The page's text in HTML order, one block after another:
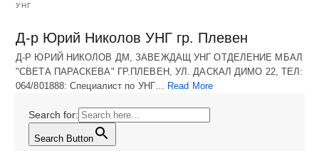
УНГ
Д-р Юрий Николов УНГ гр. Плевен
Д-Р ЮРИЙ НИКОЛОВ ДМ, ЗАВЕЖДАЩ УНГ ОТДЕЛЕНИЕ МБАЛ
"СВЕТА ПАРАСКЕВА" ГР.ПЛЕВЕН, УЛ. ДАСКАЛ ДИМО 22, ТЕЛ:
064/801888: Специалист по УНГ… Read More
Search for:
Search Button